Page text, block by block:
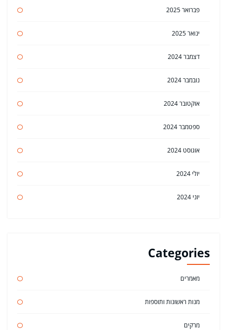
פברואר 2025
ינואר 2025
דצמבר 2024
נובמבר 2024
אוקטובר 2024
ספטמבר 2024
אוגוסט 2024
יולי 2024
יוני 2024
Categories
מאמרים
מנות ראשונות ותוספות
מרקים